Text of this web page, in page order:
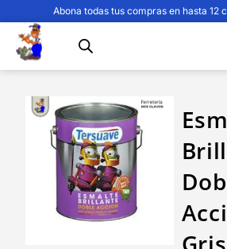
Abona todas tus compras en hasta 12